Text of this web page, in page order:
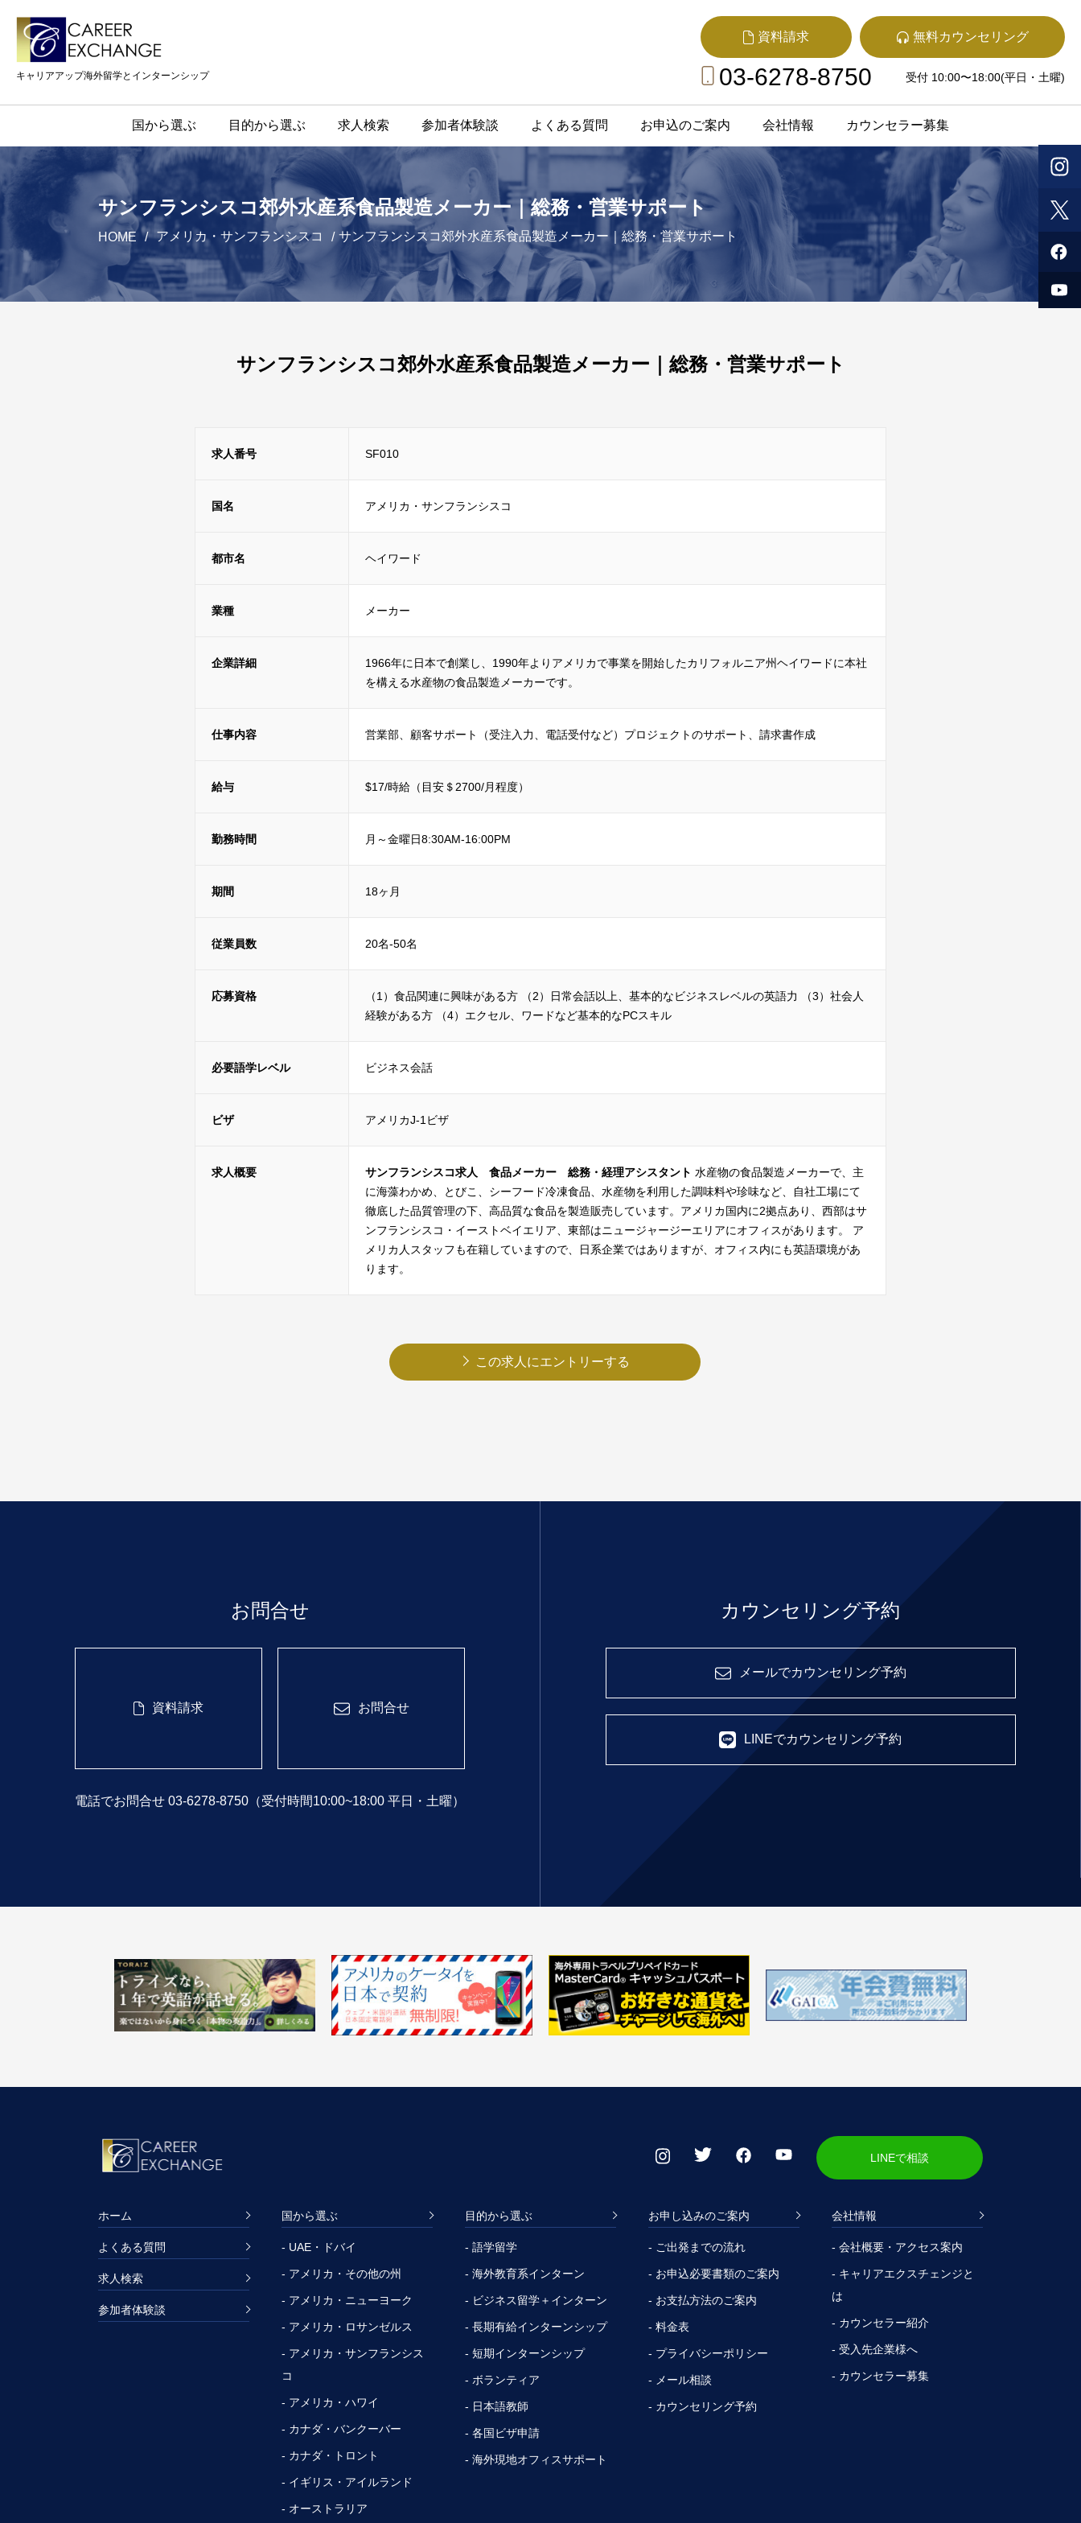
キャリアアップ海外留学とインターンシップ
資料請求 無料カウンセリング
03-6278-8750 受付 10:00〜18:00(平日・土曜)
国から選ぶ 目的から選ぶ 求人検索 参加者体験談 よくある質問 お申込のご案内 会社情報 カウンセラー募集
サンフランシスコ郊外水産系食品製造メーカー｜総務・営業サポート
HOME / アメリカ・サンフランシスコ / サンフランシスコ郊外水産系食品製造メーカー｜総務・営業サポート
サンフランシスコ郊外水産系食品製造メーカー｜総務・営業サポート
求人番号 SF010
国名 アメリカ・サンフランシスコ
都市名 ヘイワード
業種 メーカー
企業詳細
1966年に日本で創業し、1990年よりアメリカで事業を開始したカリフォルニア州ヘイワードに本社
を構える水産物の食品製造メーカーです。
仕事内容 営業部、顧客サポート（受注入力、電話受付など）プロジェクトのサポート、請求書作成
給与 $17/時給（目安＄2700/月程度）
勤務時間 月～金曜日8:30AM-16:00PM
期間 18ヶ月
従業員数 20名-50名
応募資格
（1）⾷品関連に興味がある⽅ （2）⽇常会話以上、基本的なビジネスレベルの英語⼒ （3）社会⼈
経験がある⽅ （4）エクセル、ワードなど基本的なPCスキル
必要語学レベル ビジネス会話
ビザ アメリカJ-1ビザ
求人概要 サンフランシスコ求人 食品メーカー 総務・経理アシスタント 水産物の食品製造メーカーで、主
に海藻わかめ、とびこ、シーフード冷凍食品、水産物を利用した調味料や珍味など、自社工場にて
徹底した品質管理の下、高品質な食品を製造販売しています。アメリカ国内に2拠点あり、西部はサ
ンフランシスコ・イーストベイエリア、東部はニュージャージーエリアにオフィスがあります。 ア
メリカ人スタッフも在籍していますので、日系企業ではありますが、オフィス内にも英語環境があ
ります。
この求人にエントリーする
お問合せ
資料請求 お問合せ
電話でお問合せ 03-6278-8750 （受付時間10:00~18:00 平日・土曜）
カウンセリング予約
メールでカウンセリング予約
LINEでカウンセリング予約
LINEで相談
ホーム
よくある質問
求人検索
参加者体験談
国から選ぶ
- UAE・ドバイ
- アメリカ・その他の州
- アメリカ・ニューヨーク
- アメリカ・ロサンゼルス
- アメリカ・サンフランシス
コ
- アメリカ・ハワイ
- カナダ・バンクーバー
- カナダ・トロント
- イギリス・アイルランド
- オーストラリア
目的から選ぶ
- 語学留学
- 海外教育系インターン
- ビジネス留学＋インターン
- 長期有給インターンシップ
- 短期インターンシップ
- ボランティア
- 日本語教師
- 各国ビザ申請
- 海外現地オフィスサポート
お申し込みのご案内
- ご出発までの流れ
- お申込必要書類のご案内
- お支払方法のご案内
- 料金表
- プライバシーポリシー
- メール相談
- カウンセリング予約
会社情報
- 会社概要・アクセス案内
- キャリアエクスチェンジと
は
- カウンセラー紹介
- 受入先企業様へ
- カウンセラー募集